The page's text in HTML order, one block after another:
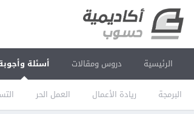
الرئيسية دروس ومقالات أسئلة
البرمجة ريادة الأعمال العمل الحر